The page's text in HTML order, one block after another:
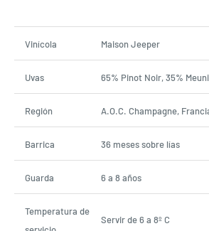
Vinícola Maison Jeeper
Uvas 65% Pinot Noir, 35%
Región A.O.C. Champagne,
Barrica 36 meses sobre lías
Guarda 6 a 8 años
Temperatura de
Servir de 6 a 8º C